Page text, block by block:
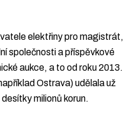
elektřiny pro magistrát,
společnosti a příspěvkové
aukce, a to od roku 2013.
Ostrava) udělala už
milionů korun.